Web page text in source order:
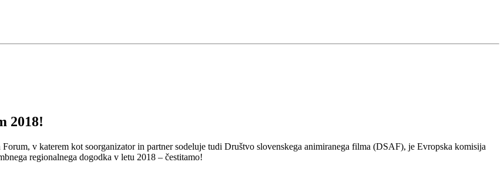
2018!
v katerem kot soorganizator in partner sodeluje tudi Društvo slovenskega animiranega filma (DSAF), je Evropska komisija
regionalnega dogodka v letu 2018 ‒ čestitamo!